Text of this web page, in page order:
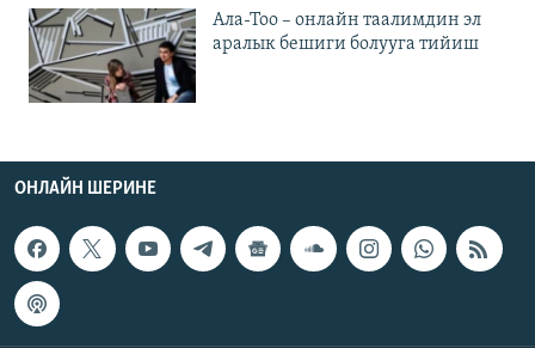
Ала-Тоо – онлайн таалимдин эл
аралык бешиги болууга тийиш
ОНЛАЙН ШЕРИНЕ